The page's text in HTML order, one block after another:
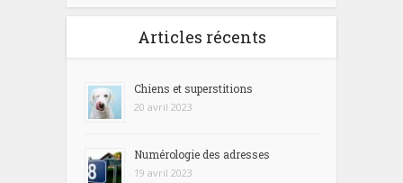
Articles récents
Chiens et superstitions
20 avril 2023
Numérologie des adresses
19 avril 2023